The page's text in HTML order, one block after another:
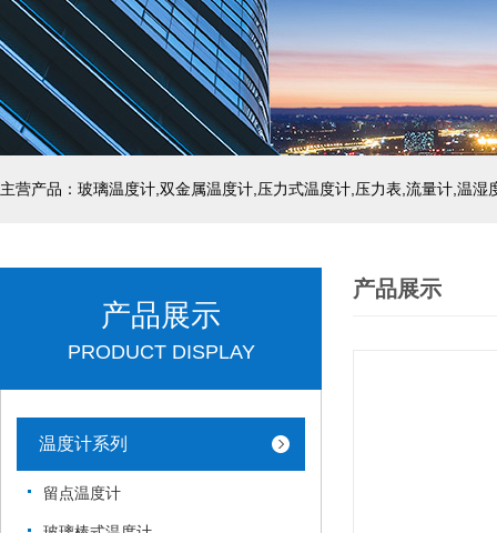
产品展示
PRODUCT DISPLAY
温度计系列
留点温度计
产品展示